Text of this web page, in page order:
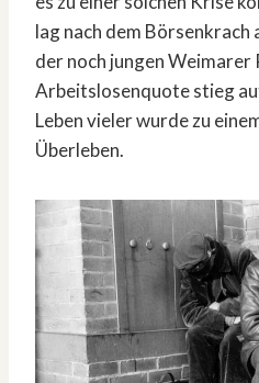
lag nach dem Börsenkrach
der noch jungen Weimarer
Arbeitslosenquote stieg
Leben vieler wurde zu
Überleben.